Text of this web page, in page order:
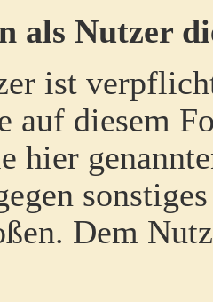
als Nutzer
ist
auf diesem
hier
Dem